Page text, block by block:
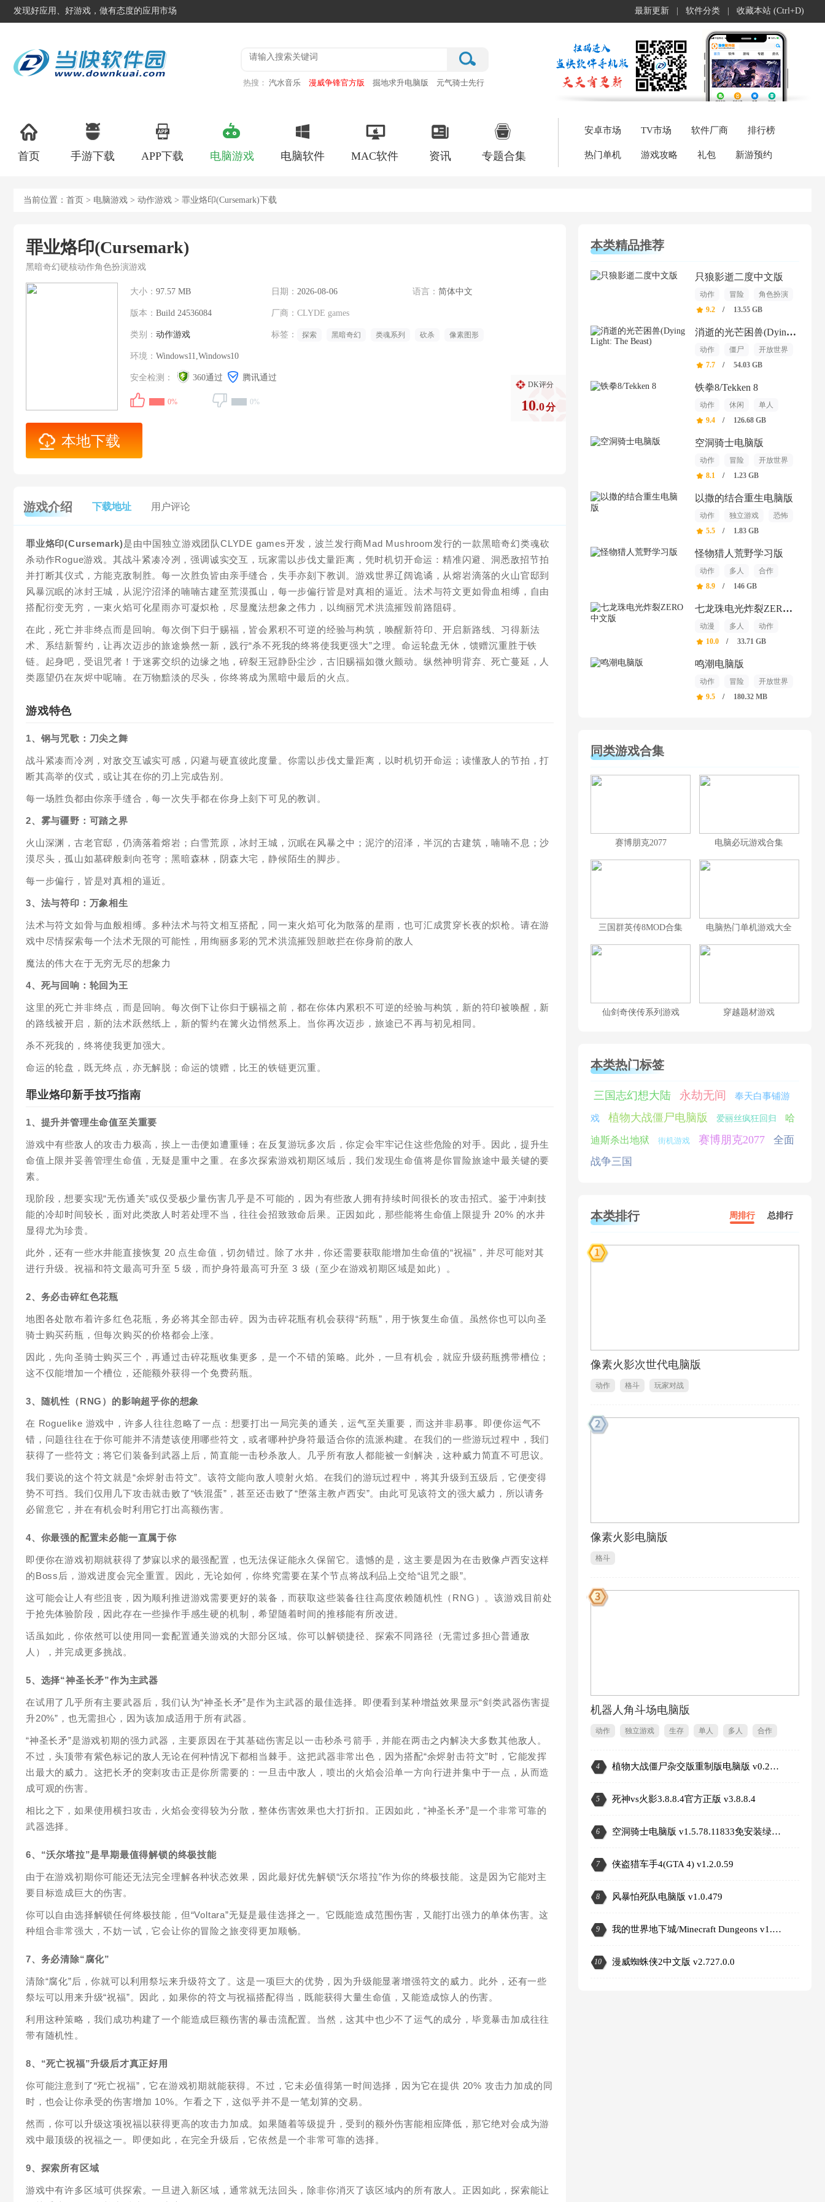
发现好应用、好游戏，做有态度的应用市场 最新更新 软件分类 收藏本站 (Ctrl+D)
热搜： 汽水音乐 漫威争锋官方版 掘地求升电脑版
元气骑士先行
首页 手游下载 APP下载 电脑游戏 电脑软件 MAC软件 资讯 专题合集
安卓市场 TV市场 软件厂商 排行榜
热门单机 游戏攻略 礼包 新游预约
当前位置： 首页 > 电脑游戏 > 动作游戏 > 罪业烙印(Cursemark)下载
罪业烙印(Cursemark)
黑暗奇幻硬核动作角色扮演游戏
大小： 97.57 MB 日期： 2026-08-06 语言： 简体中文
版本： Build 24536084 厂商： CLYDE games
类别： 动作游戏 标签： 探索 黑暗奇幻 类魂系列 砍杀 像素图形
环境： Windows11,Windows10
安全检测： 360通过 腾讯通过
0% 0%
本地下载
DK评分
10.0分
游戏介绍 下载地址 用户评论
罪业烙印(Cursemark)是由中国独立游戏团队CLYDE games开发，波兰发行商Mad Mushroom发行的一款黑暗奇幻类魂砍
杀动作Rogue游戏。其战斗紧凑冷冽，强调诚实交互，玩家需以步伐丈量距离，凭时机切开命运：精准闪避、洞悉敌招节拍
并打断其仪式，方能克敌制胜。每一次胜负皆由亲手缝合，失手亦刻下教训。游戏世界辽阔诡谲，从熔岩滴落的火山官邸到
风暴沉眠的冰封王城，从泥泞沼泽的喃喃古建至荒漠孤山，每一步偏行皆是对真相的逼近。法术与符文更如骨血相缚，自由
搭配衍变无穷，一束火焰可化星雨亦可凝炽枪，尽显魔法想象之伟力，以绚丽咒术洪流摧毁前路阻碍。
在此，死亡并非终点而是回响。每次倒下归于赐福，皆会累积不可逆的经验与构筑，唤醒新符印、开启新路线、习得新法
术、系结新誓约，让再次迈步的旅途焕然一新，践行“杀不死我的终将使我更强大”之理。命运轮盘无休，馈赠沉重胜于铁
链。起身吧，受诅咒者！于迷雾交织的边缘之地，碎裂王冠静卧尘沙，古旧赐福如微火颤动。纵然神明背弃、死亡蔓延，人
类愿望仍在灰烬中呢喃。在万物黯淡的尽头，你终将成为黑暗中最后的火点。
游戏特色
1、钢与咒歌：刀尖之舞
战斗紧凑而冷冽，对敌交互诚实可感，闪避与硬直彼此度量。你需以步伐丈量距离，以时机切开命运；读懂敌人的节拍，打
断其高举的仪式，或让其在你的刃上完成告别。
每一场胜负都由你亲手缝合，每一次失手都在你身上刻下可见的教训。
2、雾与疆野：可踏之界
火山深渊，古老官邸，仍滴落着熔岩；白雪荒原，冰封王城，沉眠在风暴之中；泥泞的沼泽，半沉的古建筑，喃喃不息；沙
漠尽头，孤山如墓碑般刺向苍穹；黑暗森林，阴森大宅，静候陌生的脚步。
每一步偏行，皆是对真相的逼近。
3、法与符印：万象相生
法术与符文如骨与血般相缚。多种法术与符文相互搭配，同一束火焰可化为散落的星雨，也可汇成贯穿长夜的炽枪。请在游
戏中尽情探索每一个法术无限的可能性，用绚丽多彩的咒术洪流摧毁胆敢拦在你身前的敌人
魔法的伟大在于无穷无尽的想象力
4、死与回响：轮回为王
这里的死亡并非终点，而是回响。每次倒下让你归于赐福之前，都在你体内累积不可逆的经验与构筑，新的符印被唤醒，新
的路线被开启，新的法术跃然纸上，新的誓约在篝火边悄然系上。当你再次迈步，旅途已不再与初见相同。
杀不死我的，终将使我更加强大。
命运的轮盘，既无终点，亦无解脱；命运的馈赠，比王的铁链更沉重。
罪业烙印新手技巧指南
1、提升并管理生命值至关重要
游戏中有些敌人的攻击力极高，挨上一击便如遭重锤；在反复游玩多次后，你定会牢牢记住这些危险的对手。因此，提升生
命值上限并妥善管理生命值，无疑是重中之重。在多次探索游戏初期区域后，我们发现生命值将是你冒险旅途中最关键的要
素。
现阶段，想要实现“无伤通关”或仅受极少量伤害几乎是不可能的，因为有些敌人拥有持续时间很长的攻击招式。鉴于冲刺技
能的冷却时间较长，面对此类敌人时若处理不当，往往会招致致命后果。正因如此，那些能将生命值上限提升 20% 的水井
显得尤为珍贵。
此外，还有一些水井能直接恢复 20 点生命值，切勿错过。除了水井，你还需要获取能增加生命值的“祝福”，并尽可能对其
进行升级。祝福和符文最高可升至 5 级，而护身符最高可升至 3 级（至少在游戏初期区域是如此）。
2、务必击碎红色花瓶
地图各处散布着许多红色花瓶，务必将其全部击碎。因为击碎花瓶有机会获得“药瓶”，用于恢复生命值。虽然你也可以向圣
骑士购买药瓶，但每次购买的价格都会上涨。
因此，先向圣骑士购买三个，再通过击碎花瓶收集更多，是一个不错的策略。此外，一旦有机会，就应升级药瓶携带槽位；
这不仅能增加一个槽位，还能额外获得一个免费药瓶。
3、随机性（RNG）的影响超乎你的想象
在 Roguelike 游戏中，许多人往往忽略了一点：想要打出一局完美的通关，运气至关重要，而这并非易事。即便你运气不
错，问题往往在于你可能并不清楚该使用哪些符文，或者哪种护身符最适合你的流派构建。在我们的一些游玩过程中，我们
获得了一些符文；将它们装备到武器上后，简直能一击秒杀敌人。几乎所有敌人都能被一剑解决，这种威力简直不可思议。
我们要说的这个符文就是“余烬射击符文”。该符文能向敌人喷射火焰。在我们的游玩过程中，将其升级到五级后，它便变得
势不可挡。我们仅用几下攻击就击败了“铁混蛋”，甚至还击败了“堕落主教卢西安”。由此可见该符文的强大威力，所以请务
必留意它，并在有机会时利用它打出高额伤害。
4、你最强的配置未必能一直属于你
即便你在游戏初期就获得了梦寐以求的最强配置，也无法保证能永久保留它。遗憾的是，这主要是因为在击败像卢西安这样
的Boss后，游戏进度会完全重置。因此，无论如何，你终究需要在某个节点将战利品上交给“诅咒之眼”。
这可能会让人有些沮丧，因为顺利推进游戏需要更好的装备，而获取这些装备往往高度依赖随机性（RNG）。该游戏目前处
于抢先体验阶段，因此存在一些操作手感生硬的机制，希望随着时间的推移能有所改进。
话虽如此，你依然可以使用同一套配置通关游戏的大部分区域。你可以解锁捷径、探索不同路径（无需过多担心普通敌
人），并完成更多挑战。
5、选择“神圣长矛”作为主武器
在试用了几乎所有主要武器后，我们认为“神圣长矛”是作为主武器的最佳选择。即便看到某种增益效果显示“剑类武器伤害提
升20%”，也无需担心，因为该加成适用于所有武器。
“神圣长矛”是游戏初期的强力武器，主要原因在于其基础伤害足以一击秒杀弓箭手，并能在两击之内解决大多数其他敌人。
不过，头顶带有紫色标记的敌人无论在何种情况下都相当棘手。这把武器非常出色，因为搭配“余烬射击符文”时，它能发挥
出最大的威力。这把长矛的突刺攻击正是你所需要的：一旦击中敌人，喷出的火焰会沿单一方向行进并集中于一点，从而造
成可观的伤害。
相比之下，如果使用横扫攻击，火焰会变得较为分散，整体伤害效果也大打折扣。正因如此，“神圣长矛”是一个非常可靠的
武器选择。
6、“沃尔塔拉”是早期最值得解锁的终极技能
由于在游戏初期你可能还无法完全理解各种状态效果，因此最好优先解锁“沃尔塔拉”作为你的终极技能。这是因为它能对主
要目标造成巨大的伤害。
你可以自由选择解锁任何终极技能，但“Voltara”无疑是最佳选择之一。它既能造成范围伤害，又能打出强力的单体伤害。这
种组合非常强大，不妨一试，它会让你的冒险之旅变得更加顺畅。
7、务必清除“腐化”
清除“腐化”后，你就可以利用祭坛来升级符文了。这是一项巨大的优势，因为升级能显著增强符文的威力。此外，还有一些
祭坛可以用来升级“祝福”。因此，如果你的符文与祝福搭配得当，既能获得大量生命值，又能造成惊人的伤害。
利用这种策略，我们成功构建了一个能造成巨额伤害的暴击流配置。当然，这其中也少不了运气的成分，毕竟暴击加成往往
带有随机性。
8、“死亡祝福”升级后才真正好用
你可能注意到了“死亡祝福”，它在游戏初期就能获得。不过，它未必值得第一时间选择，因为它在提供 20% 攻击力加成的同
时，也会让你承受的伤害增加 10%。乍看之下，这似乎并不是一笔划算的交易。
然而，你可以升级这项祝福以获得更高的攻击力加成。如果随着等级提升，受到的额外伤害能相应降低，那它绝对会成为游
戏中最顶级的祝福之一。即便如此，在完全升级后，它依然是一个非常可靠的选择。
9、探索所有区域
游戏中有许多区域可供探索。一旦进入新区域，通常就无法回头，除非你消灭了该区域内的所有敌人。正因如此，探索能让
本类精品推荐
只狼影逝二度中文版
动作 冒险
角色扮演
9.2
/ 13.55 GB
消逝的光芒困兽(Dying Light: The Beast)
动作 僵尸
开放世界
7.7
/ 54.03 GB
铁拳8/Tekken 8
动作 休闲
单人
9.4
/ 126.68 GB
空洞骑士电脑版
动作 冒险
开放世界
8.1
/ 1.23 GB
以撒的结合重生电脑版
动作 独立游戏
恐怖
5.5
/ 1.83 GB
怪物猎人荒野学习版
动作 多人
合作
8.9
/ 146 GB
七龙珠电光炸裂ZERO中文版
动漫 多人
动作
10.0
/ 33.71 GB
鸣潮电脑版
动作 冒险
开放世界
9.5
/ 180.32 MB
同类游戏合集
赛博朋克2077 电脑必玩游戏合集
三国群英传8MOD合集 电脑热门单机游戏大全
仙剑奇侠传系列游戏 穿越题材游戏
本类热门标签
三国志幻想大陆 永劫无间 奉天白事铺游
戏 植物大战僵尸电脑版 爱丽丝疯狂回归 哈
迪斯杀出地狱 街机游戏 赛博朋克2077
全面
战争三国
本类排行 周排行 总排行
1
像素火影次世代电脑版
动作 格斗 玩家对战
像素火影电脑版
格斗
机器人角斗场电脑版
动作 独立游戏 生存 单人 多人 合作
4 植物大战僵尸杂交版重制版电脑版 v0.25.5.0
5 死神vs火影3.8.8.4官方正版 v3.8.8.4
6 空洞骑士电脑版 v1.5.78.11833免安装绿色版
7 侠盗猎车手4(GTA 4) v1.2.0.59
8 风暴怕死队电脑版 v1.0.479
9 我的世界地下城/Minecraft Dungeons v1.17.0.0
10 漫威蜘蛛侠2中文版 v2.727.0.0